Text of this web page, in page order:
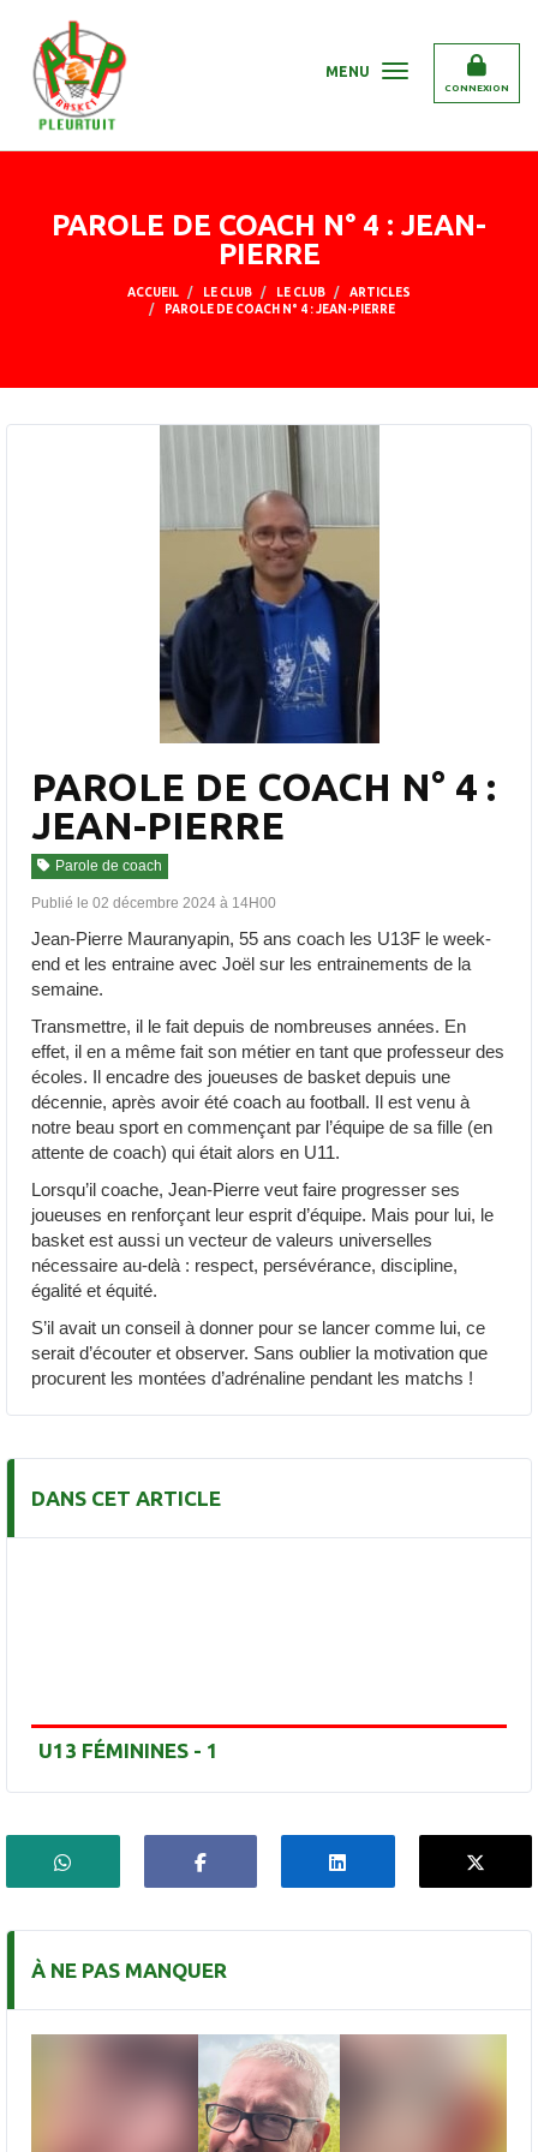
CONNEXION
MENU
PAROLE DE COACH N° 4 : JEAN-
PIERRE
ACCUEIL LE CLUB LE CLUB
ARTICLES
PAROLE DE COACH N° 4 : JEAN-PIERRE
PAROLE DE COACH N° 4 :
JEAN-PIERRE
Parole de coach
Publié le 02 décembre 2024 à 14H00
Jean-Pierre Mauranyapin, 55 ans coach les U13F le week-
end et les entraine avec Joël sur les entrainements de la
semaine.
Transmettre, il le fait depuis de nombreuses années. En
effet, il en a même fait son métier en tant que professeur des
écoles. Il encadre des joueuses de basket depuis une
décennie, après avoir été coach au football. Il est venu à
notre beau sport en commençant par l’équipe de sa fille (en
attente de coach) qui était alors en U11.
Lorsqu’il coache, Jean-Pierre veut faire progresser ses
joueuses en renforçant leur esprit d’équipe. Mais pour lui, le
basket est aussi un vecteur de valeurs universelles
nécessaire au-delà : respect, persévérance, discipline,
égalité et équité.
S’il avait un conseil à donner pour se lancer comme lui, ce
serait d’écouter et observer. Sans oublier la motivation que
procurent les montées d’adrénaline pendant les matchs !
DANS CET ARTICLE
U13 FÉMININES - 1
À NE PAS MANQUER